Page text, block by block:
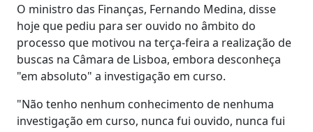
O ministro das Finanças, Fernando Medina, disse
hoje que pediu para ser ouvido no âmbito do
processo que motivou na terça-feira a realização de
buscas na Câmara de Lisboa, embora desconheça
"em absoluto" a investigação em curso.
"Não tenho nenhum conhecimento de nenhuma
investigação em curso, nunca fui ouvido, nunca fui